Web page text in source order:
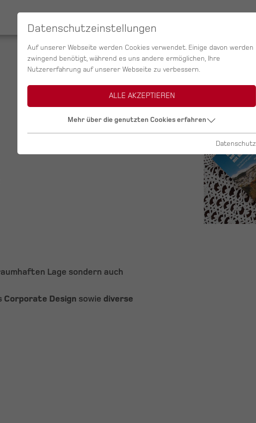
Lage sondern auch
Corporate Design sowie diverse
Datenschutzeinstellungen
Auf unserer Webseite werden Cookies verwendet. Einige davon werden
zwingend benötigt, während es uns andere ermöglichen, Ihre
Nutzererfahrung auf unserer Webseite zu verbessern.
ALLE AKZEPTIEREN
Mehr über die genutzten Cookies erfahren
Datenschutz